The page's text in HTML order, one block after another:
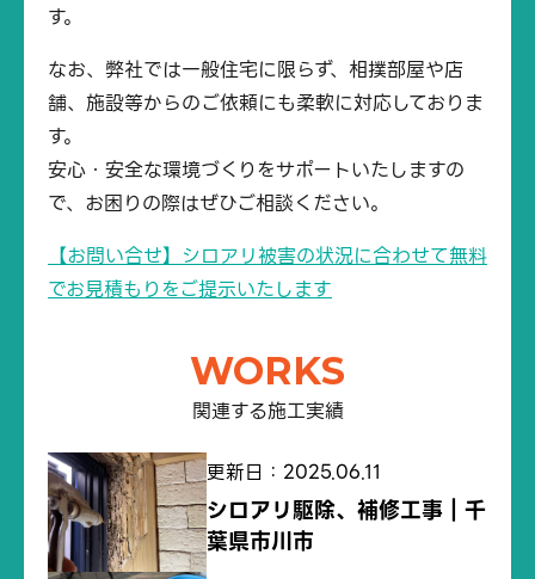
す。
なお、弊社では一般住宅に限らず、相撲部屋や店
舗、施設等からのご依頼にも柔軟に対応しておりま
す。
安心・安全な環境づくりをサポートいたしますの
で、お困りの際はぜひご相談ください。
【お問い合せ】シロアリ被害の状況に合わせて無料
でお見積もりをご提示いたします
WORKS
関連する施工実績
更新日：2025.06.11
シロアリ駆除、補修工事｜千
葉県市川市